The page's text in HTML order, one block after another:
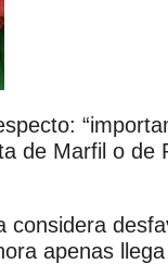
de Marfil o de
apenas